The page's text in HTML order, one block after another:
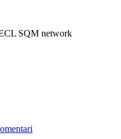
SQM network